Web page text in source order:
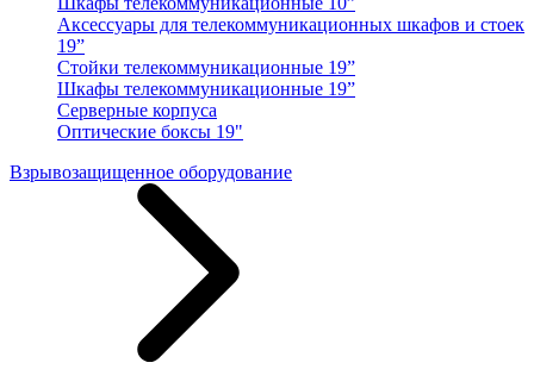
Аксессуары для телекоммуникационных шкафов и стоек
19”
Стойки телекоммуникационные 19”
Шкафы телекоммуникационные 19”
Серверные корпуса
Оптические боксы 19"
Взрывозащищенное оборудование